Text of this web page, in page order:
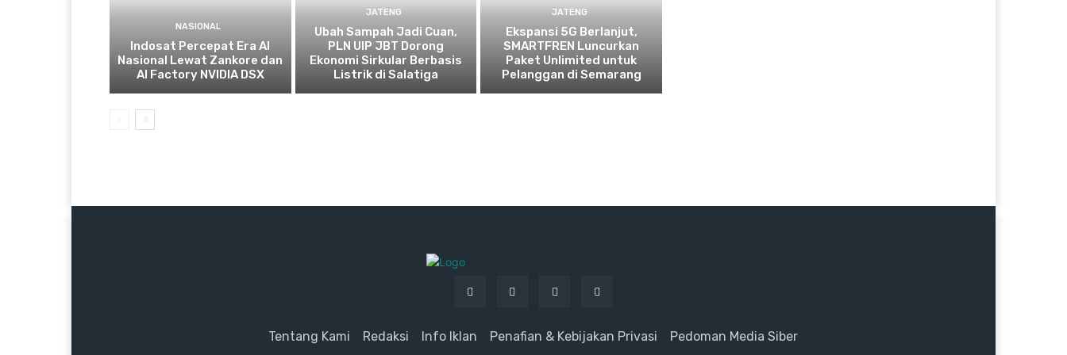
NASIONAL
Indosat Percepat Era AI
Nasional Lewat Zankore dan
AI Factory NVIDIA DSX
JATENG
Ubah Sampah Jadi Cuan,
PLN UIP JBT Dorong
Ekonomi Sirkular Berbasis
Listrik di Salatiga
JATENG
Ekspansi 5G Berlanjut,
SMARTFREN Luncurkan
Paket Unlimited untuk
Pelanggan di Semarang
Tentang Kami Redaksi Info Iklan Penafian & Kebijakan Privasi Pedoman Media Siber